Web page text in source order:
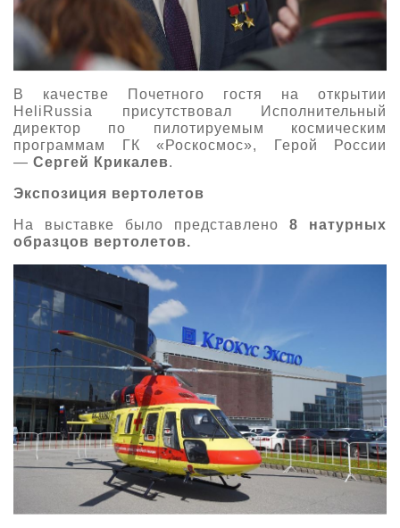
В качестве Почетного гостя на открытии
HeliRussia присутствовал Исполнительный
директор по пилотируемым космическим
программам ГК «Роскосмос», Герой России
— Сергей Крикалев.
Экспозиция вертолетов
На выставке было представлено 8 натурных
образцов вертолетов.